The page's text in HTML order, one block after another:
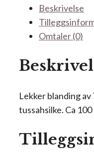
Beskrivelse
Omtaler (0)
Lekker blanding av
tussahsilke. Ca 100